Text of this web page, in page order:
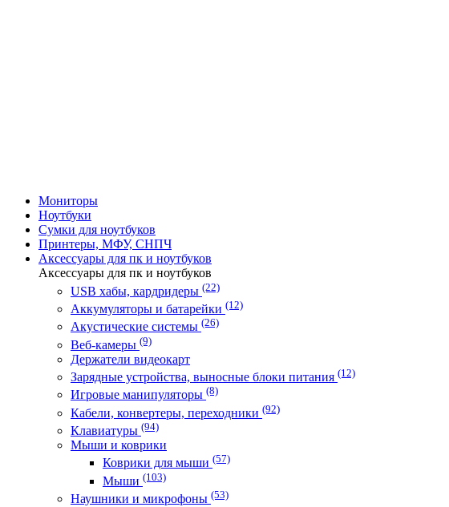
Мониторы
Ноутбуки
Сумки для ноутбуков
Принтеры, МФУ, СНПЧ
Аксессуары для пк и ноутбуков
Аксессуары для пк и ноутбуков
USB хабы, кардридеры (22)
Аккумуляторы и батарейки (12)
Акустические системы (26)
Веб-камеры (9)
Держатели видеокарт
Зарядные устройства, выносные блоки питания (12)
Игровые манипуляторы (8)
Кабели, конвертеры, переходники (92)
Клавиатуры (94)
Мыши и коврики
Коврики для мыши (57)
Мыши (103)
Наушники и микрофоны (53)